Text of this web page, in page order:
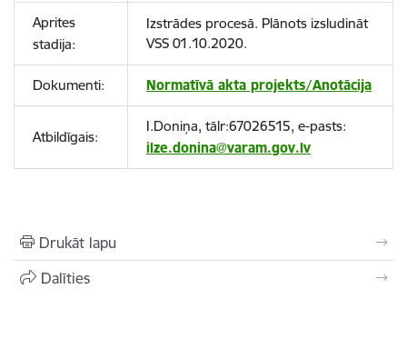
Aprites
stadija:
Izstrādes procesā. Plānots izsludināt
VSS 01.10.2020.
Dokumenti: Normatīvā akta projekts/Anotācija
Atbildīgais:
I.Doniņa, tālr:67026515, e-pasts:
ilze.donina@varam.gov.lv
Drukāt lapu
Dalīties